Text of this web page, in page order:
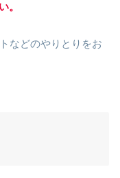
。
などのやりとりをお